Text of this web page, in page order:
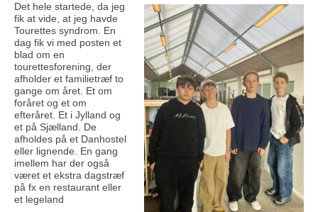
Det hele startede, da jeg
fik at vide, at jeg havde
Tourettes syndrom. En
dag fik vi med posten et
blad om en
tourettesforening, der
afholder et familietræf to
gange om året. Et om
foråret og et om
efteråret. Et i Jylland og
et på Sjælland. De
afholdes på et Danhostel
eller lignende. En gang
imellem har der også
været et ekstra dagstræf
på fx en restaurant eller
et legeland